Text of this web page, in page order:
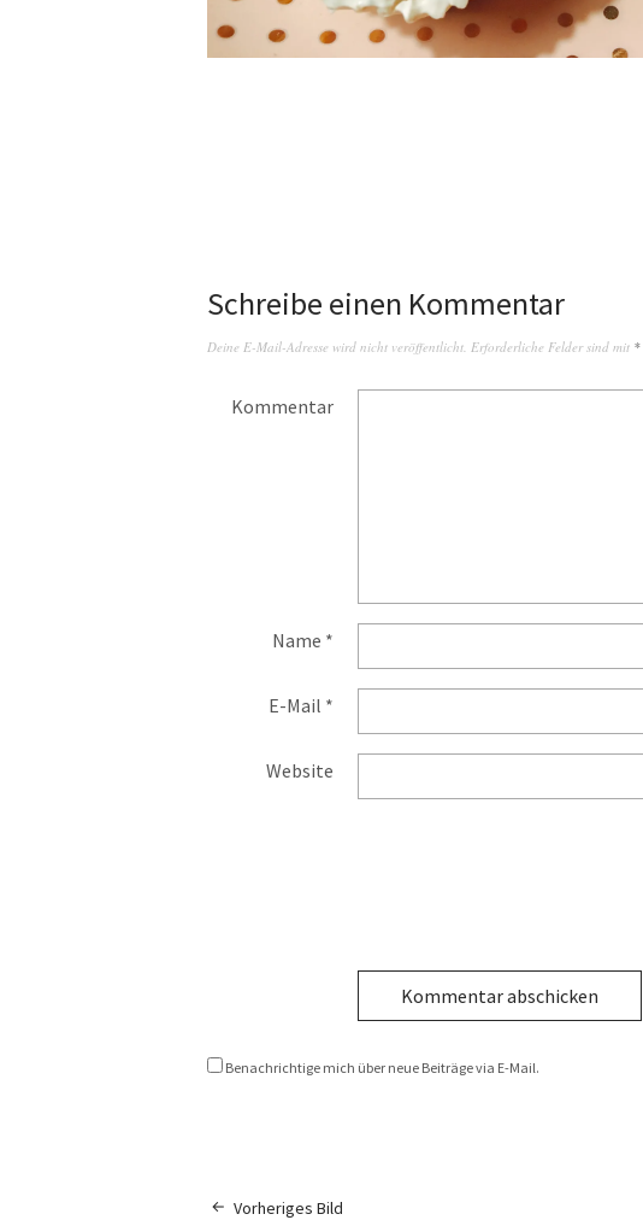
Schreibe einen Kommentar
Deine E-Mail-Adresse wird nicht veröffentlicht. Erforderliche Felder sind mit *
Kommentar
Name *
E-Mail *
Website
Benachrichtige mich über neue Beiträge via E-Mail.
Vorheriges Bild